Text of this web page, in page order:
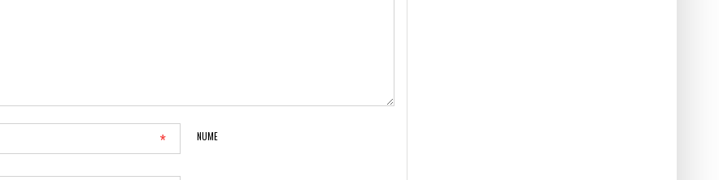
NUME
*